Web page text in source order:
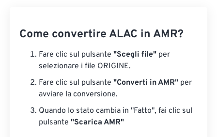
Come convertire ALAC in AMR?
Fare clic sul pulsante "Scegli file" per
selezionare i file ORIGINE.
Fare clic sul pulsante "Converti in AMR" per
avviare la conversione.
Quando lo stato cambia in "Fatto", fai clic sul
pulsante "Scarica AMR"